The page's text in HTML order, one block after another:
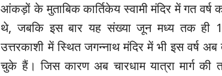
आंकड़ों के मुताबिक कार्तिकेय स्वामी मंदिर में गत वर्ष
थे, जबकि इस बार यह संख्या जून मध्य तक ही
उत्तरकाशी में स्थित जगन्नाथ मंदिर में भी इस वर्ष
चुके हैं। जिस कारण अब चारधाम यात्रा मार्ग की